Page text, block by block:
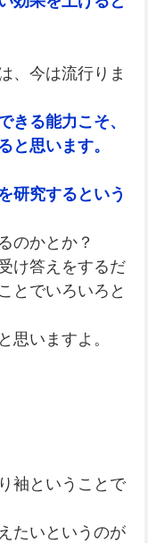
、今は流行りま
きる能力こそ、
と思います。
研究するという
のかとか？
け答えをするだ
とでいろいろと
思いますよ。
袖ということで
たいというのが